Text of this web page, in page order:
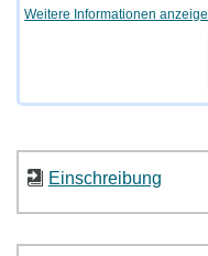
Weitere Informationen
Einschreibung